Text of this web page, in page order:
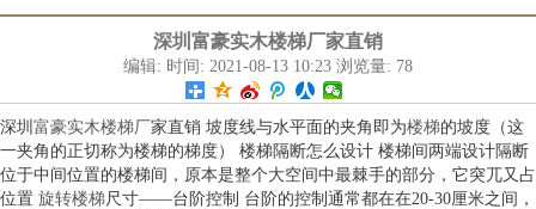
深圳富豪实木楼梯厂家直销
编辑: 时间: 2021-08-13 10:23 浏览量: 78
深圳 富豪实木楼梯厂家直销 坡度线与水平面的夹角即为楼梯的坡度（这
一夹角的正切称为楼梯的梯度） 楼梯隔断怎么设计 楼梯间两端设计隔断
位于中间位置的楼梯间，原本是整个大空间中最棘手的部分，它突兀又占
位置 旋转楼梯尺寸——台阶控制 台阶的控制通常都在在20-30厘米之间，